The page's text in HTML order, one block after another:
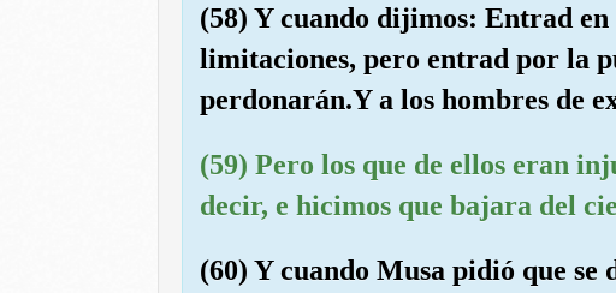
(58) Y cuando dijimos: Entrad
limitaciones, pero entrad por la
perdonarán.Y a los hombres de
(59) Pero los que de ellos eran
decir, e hicimos que bajara del
(60) Y cuando Musa pidió que